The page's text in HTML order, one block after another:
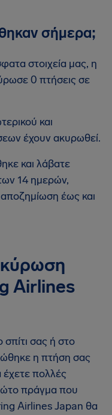
σήμερα;
στοιχεία μας, η
0 πτήσεις σε
και
έχουν ακυρωθεί.
και λάβατε
14 ημερών,
έως και
Airlines
σας ή στο
η πτήση σας
πολλές
πράγμα που
Airlines Japan θα